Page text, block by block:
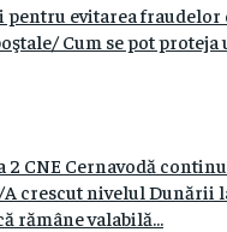
pentru evitarea fraudelor
Cum se pot
CNE Cernavodă
crescut nivelul Dunării
rămâne valabilă...